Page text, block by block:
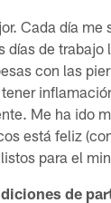
Cada día me
días de trabajo
con las
Me ha ido
está feliz
para el
de